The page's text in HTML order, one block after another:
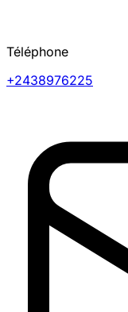
Téléphone
+2438976225